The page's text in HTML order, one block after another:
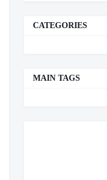
CATEGORIES
MAIN TAGS